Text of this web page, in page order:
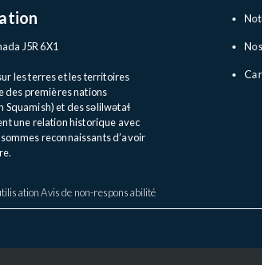
J5R 6X1
les terres et les territoires
des premières nations
Squamish) et dessəlilwətaɬ
une relation historique avec
reconnaissants d’avoir
Avis de non-responsabilité